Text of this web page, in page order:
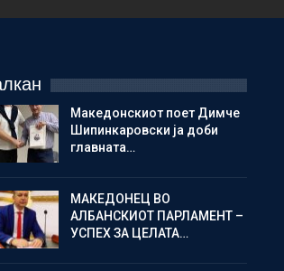
Македонскиот поет Димче
Шипинкаровски ја доби
главната…
МАКЕДОНЕЦ ВО
АЛБАНСКИОТ ПАРЛАМЕНТ –
УСПЕХ ЗА ЦЕЛАТА…